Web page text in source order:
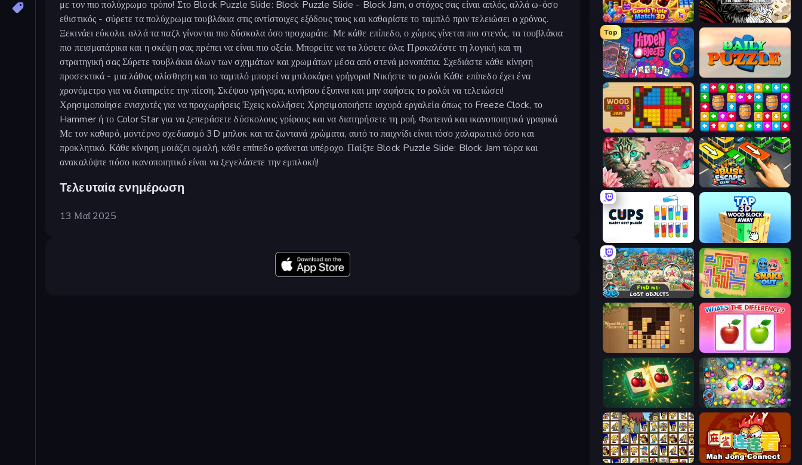
με τον πιο πολύχρωμο τρόπο! Στο Block Puzzle Slide: Block Puzzle Slide - Block Jam, ο στόχος σας είναι απλός, αλλά ω-όσο
εθιστικός - σύρετε τα πολύχρωμα τουβλάκια στις αντίστοιχες εξόδους τους και καθαρίστε το ταμπλό πριν τελειώσει ο χρόνος.
Ξεκινάει εύκολα, αλλά τα παζλ γίνονται πιο δύσκολα όσο προχωράτε. Με κάθε επίπεδο, ο χώρος γίνεται πιο στενός, τα τουβλάκια
πιο πεισματάρικα και η σκέψη σας πρέπει να είναι πιο οξεία. Μπορείτε να τα λύσετε όλα; Προκαλέστε τη λογική και τη
στρατηγική σας Σύρετε τουβλάκια όλων των σχημάτων και χρωμάτων μέσα από στενά μονοπάτια. Σχεδιάστε κάθε κίνηση
προσεκτικά - μια λάθος ολίσθηση και το ταμπλό μπορεί να μπλοκάρει γρήγορα! Νικήστε το ρολόι Κάθε επίπεδο έχει ένα
χρονόμετρο για να διατηρείτε την πίεση. Σκέψου γρήγορα, κινήσου έξυπνα και μην αφήσεις το ρολόι να τελειώσει!
Χρησιμοποίησε ενισχυτές για να προχωρήσεις Έχεις κολλήσει; Χρησιμοποιήστε ισχυρά εργαλεία όπως το Freeze Clock, το
Hammer ή το Color Star για να ξεπεράσετε δύσκολους γρίφους και να διατηρήσετε τη ροή. Φωτεινά και ικανοποιητικά γραφικά
Με τον καθαρό, μοντέρνο σχεδιασμό 3D μπλοκ και τα ζωντανά χρώματα, αυτό το παιχνίδι είναι τόσο χαλαρωτικό όσο και
προκλητικό. Κάθε κίνηση μοιάζει ομαλή, κάθε επίπεδο φαίνεται υπέροχο. Παίξτε Block Puzzle Slide: Block Jam τώρα και
ανακαλύψτε πόσο ικανοποιητικό είναι να ξεγελάσετε την εμπλοκή!
Τελευταία ενημέρωση
13 Μαΐ 2025
Goods Triple Match 3D Color Tap: Coloring by Numbers
Top
Hidden Objects
Wood Blocks Jam Tap Away Story
Favorite Puzzles Bus Escape: Clear Jam
Cups - Water Sort Puzzle
Find Me: Lost Objects Snake Out: Maze Escape
Wood Block Journey What's The Difference?
Mahjong Puzzle: Tile Match Forgotten Treasure 2
Tiles of the Simpsons Mahjong Connect (Legacy)